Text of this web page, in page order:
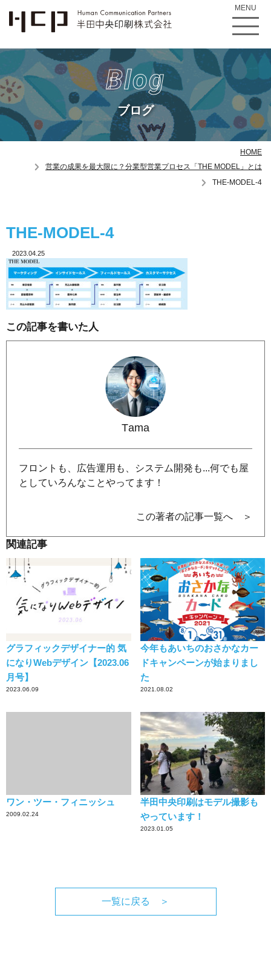
MENU
Blog
ブログ
HOME
営業の成果を最大限に？分業型営業プロセス「THE MODEL」とは
THE-MODEL-4
THE-MODEL-4
2023.04.25
この記事を書いた人
Tama
フロントも、広告運用も、システム開発も...何でも屋
としていろんなことやってます！
この著者の記事一覧へ ＞
関連記事
グラフィックデザイナー的 気
になりWebデザイン【2023.06
月号】
2023.06.09
今年もあいちのおさかなカー
ドキャンペーンが始まりまし
た
2021.08.02
ワン・ツー・フィニッシュ
2009.02.24
半田中央印刷はモデル撮影も
やっています！
2023.01.05
一覧に戻る ＞